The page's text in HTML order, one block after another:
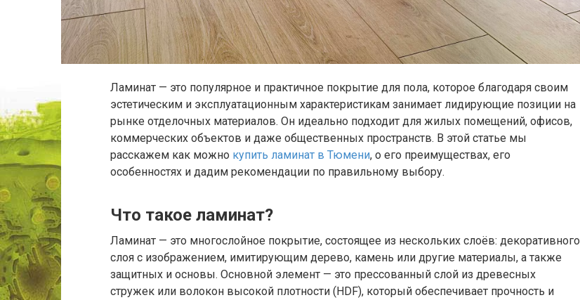
Ламинат — это популярное и практичное покрытие для пола, которое благодаря своим
эстетическим и эксплуатационным характеристикам занимает лидирующие позиции на
рынке отделочных материалов. Он идеально подходит для жилых помещений, офисов,
коммерческих объектов и даже общественных пространств. В этой статье мы
расскажем как можно купить ламинат в Тюмени, о его преимуществах, его
особенностях и дадим рекомендации по правильному выбору.
Что такое ламинат?
Ламинат — это многослойное покрытие, состоящее из нескольких слоёв: декоративного
слоя с изображением, имитирующим дерево, камень или другие материалы, а также
защитных и основы. Основной элемент — это прессованный слой из древесных
стружек или волокон высокой плотности (HDF), который обеспечивает прочность и